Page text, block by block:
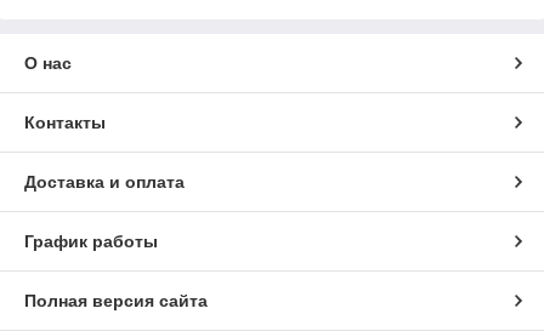
О нас
Контакты
Доставка и оплата
График работы
Полная версия сайта